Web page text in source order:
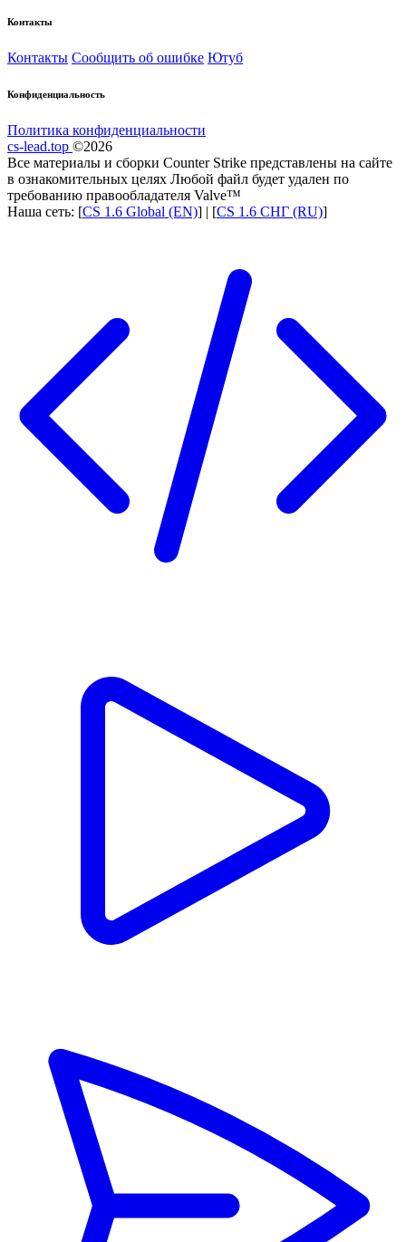
Контакты
Контакты Сообщить об ошибке Ютуб
Конфиденциальность
Политика конфиденциальности
cs-lead.top ©2026
Все материалы и сборки Counter Strike представлены на сайте
в ознакомительных целях Любой файл будет удален по
требованию правообладателя Valve™
Наша сеть: [CS 1.6 Global (EN)] | [CS 1.6 СНГ (RU)]